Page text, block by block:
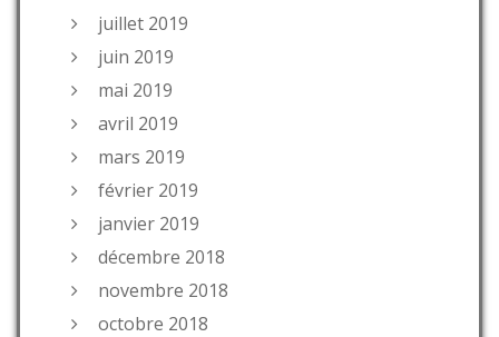
juillet 2019
juin 2019
mai 2019
avril 2019
mars 2019
février 2019
janvier 2019
décembre 2018
novembre 2018
octobre 2018